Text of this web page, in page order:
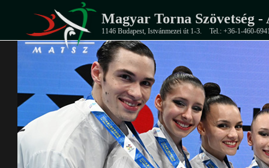
Magyar Torna Szövetség -
1146 Budapest, Istvánmezei út 1-3. Tel.: +36-1-460-